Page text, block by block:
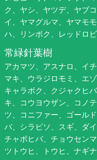
ク、ヤシ、ヤツデ、ヤブ
イ、ヤマグルマ、ヤマモ
ハ、リンボク、レッドロ
常緑針葉樹
アカマツ、アスナロ、イ
マキ、ウラジロモミ、エ
キャラボク、クジャクヒ
キ、コウヨウザン、コノ
ツ、コニファー、ゴール
バ、シラビソ、スギ、ダ
チャボヒバ、チョウセン
ツトウヒ、トウヒ、ナギ